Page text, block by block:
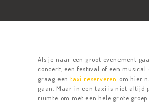
Als je naar een groot evenement
concert, een festival of een musical
graag een taxi reserveren om hier
gaan. Maar in een taxi is niet altijd
ruimte om met een hele grote